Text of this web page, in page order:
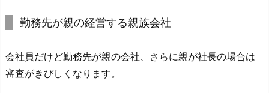
勤務先が親の経営する親族会社
会社員だけど勤務先が親の会社、さらに親が社長の場合は
審査がきびしくなります。